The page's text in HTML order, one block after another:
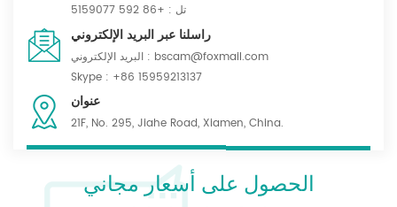
تل : +86 592 5159077
راسلنا عبر البريد الإلكتروني
البريد الإلكتروني : bscam@foxmail.com
Skype : +86 15959213137
عنوان
21F, No. 295, Jiahe Road, Xiamen, China.
الحصول على أسعار مجاني